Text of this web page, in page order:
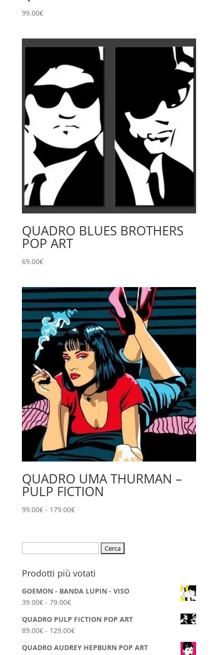
99.00€
QUADRO BLUES BROTHERS
POP ART
69.00€
QUADRO UMA THURMAN –
PULP FICTION
99.00€ - 179.00€Fascia
da
99.00€
179.00€
Prodotti più votati
GOEMON - BANDA LUPIN - VISO
39.00€ - 79.00€Fascia
prezzo:
da
39.00€
QUADRO PULP FICTION POP ART
89.00€ - 129.00€Fascia
prezzo:
QUADRO AUDREY HEPBURN POP ART